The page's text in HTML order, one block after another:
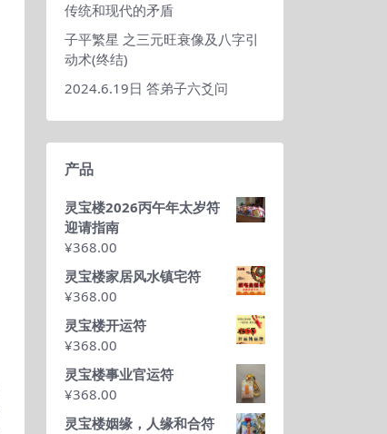
传统和现代的矛盾
子平繁星 之三元旺衰像及八字引
动术(终结)
2024.6.19日 答弟子六爻问
产品
灵宝楼2026丙午年太岁符
迎请指南
¥368.00
灵宝楼家居风水镇宅符
¥368.00
灵宝楼开运符
¥368.00
灵宝楼事业官运符
¥368.00
灵宝楼姻缘，人缘和合符